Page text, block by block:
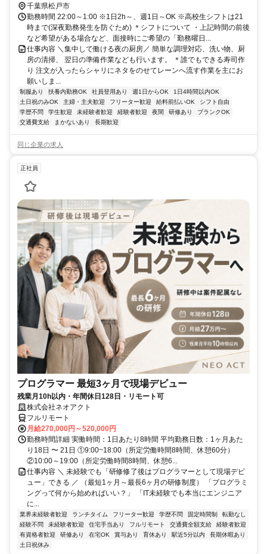
千葉県松戸市
勤務時間 22:00～1:00 ※1日2h～、週1日～OK ※高校生シフトは21
時まで(深夜勤務発生を防ぐため) ＊シフトについて ・上記時間の前後
など希望がある場合など、面接時にご希望の「勤務曜日...
仕事内容 ＼集中して働ける夜の厨房／ 簡単な調理対応、洗い物、厨
房の清掃、 翌日の準備作業なども行います。 ＊誰でもできる寿司作
り 注文が入ったらシャリにネタをのせてレーンへ流す作業を主にお
願いしま...
制服あり 扶養内勤務OK 社員登用あり 週1日からOK
1日4時間以内OK
土日祝のみOK
主婦・主夫歓迎 フリーター歓迎 給料前払いOK
シフト自由
学歴不問
学生歓迎 未経験者歓迎 経験者歓迎 夜間 研修あり
ブランクOK
交通費支給
まかないあり 長期歓迎
同じ企業の求人
正社員
プログラマー 最短3ヶ月で現場デビュー
残業月10h以内・年間休日128日・リモート可
株式会社ネオアクト
フルリモート
月給270,000円～520,000円
勤務時間詳細 実働時間：1日あたり8時間 平均勤務日数：1ヶ月あた
り18日 〜 21日 ①9:00~18:00（所定労働時間8時間、休憩60分）
②10:00～19:00（所定労働時間8時間、休憩6...
仕事内容 ＼ 未経験でも「研修修了後はプログラマーとして現場デビ
ュー」できる ／ （最短1ヶ月～最長6ヶ月の研修制度） 「プログラミ
ングって何から始めればいい？」 「IT未経験でも本当にエンジニア
に...
業界未経験者歓迎 ランチタイム フリーター歓迎 学歴不問 固定時間制
転勤なし
経験不問
未経験者歓迎 住宅手当あり フルリモート 交通費全額支給
経験者歓迎
有資格者歓迎
研修あり 在宅OK 賞与あり 育休あり 駅近5分以内
長期休暇あり
土日祝休み